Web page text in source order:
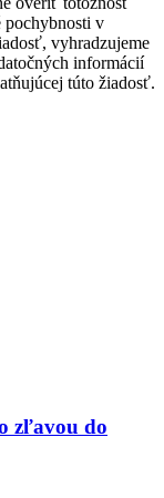
pochybnosti v
vyhradzujeme
informácií
túto žiadosť.
zľavou do